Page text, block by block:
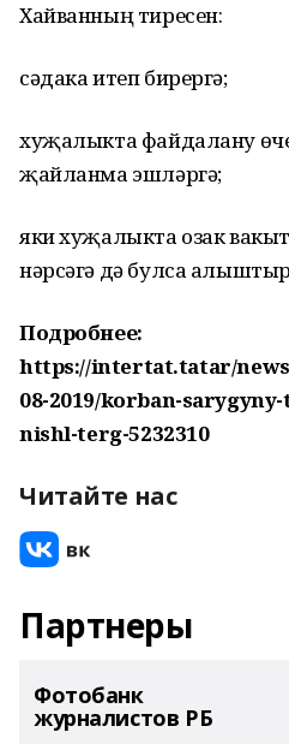
Хайванның тиресен:
сәдака итеп бирергә;
хуҗалыкта файдалану
җайланма эшләргә;
яки хуҗалыкта озак
нәрсәгә дә булса
Подробнее:
https://intertat.tatar/
08-2019/korban-
nishl-terg-5232310
Читайте нас
Партнеры
Фотобанк
журналистов РБ